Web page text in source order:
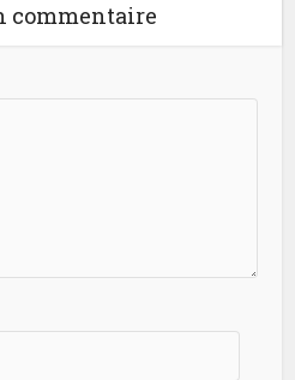
commentaire